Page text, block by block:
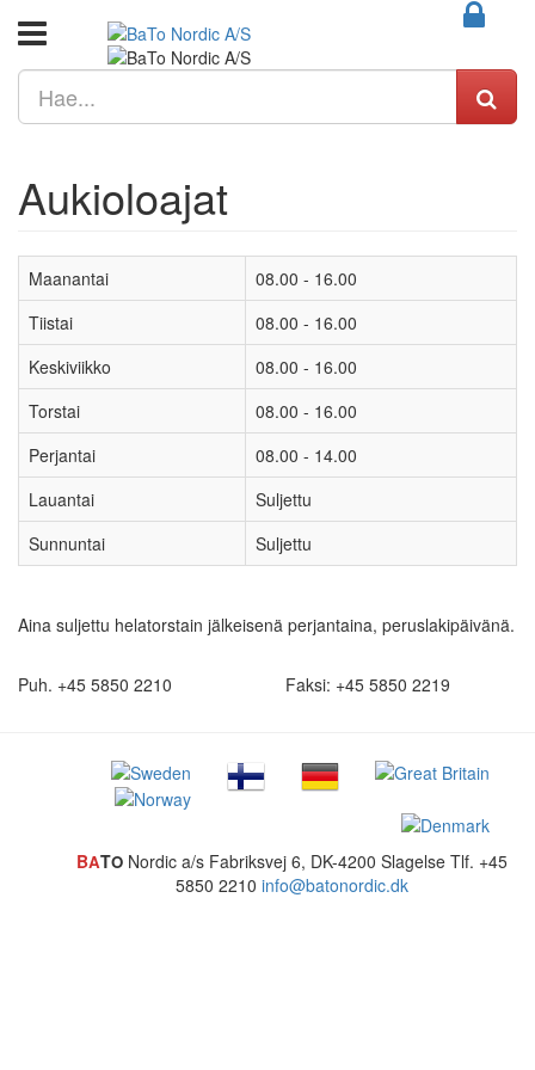
Aukioloajat
Maanantai
08.00 - 16.00
Tiistai
08.00 - 16.00
Keskiviikko
08.00 - 16.00
Torstai
08.00 - 16.00
Perjantai
08.00 - 14.00
Lauantai
Suljettu
Sunnuntai
Suljettu
Aina suljettu helatorstain jälkeisenä perjantaina, peruslakipäivänä.
Puh. +45 5850 2210 Faksi: +45 5850 2219
BATONordic a/s Fabriksvej 6, DK-4200 Slagelse Tlf. +45
5850 2210 info@batonordic.dk